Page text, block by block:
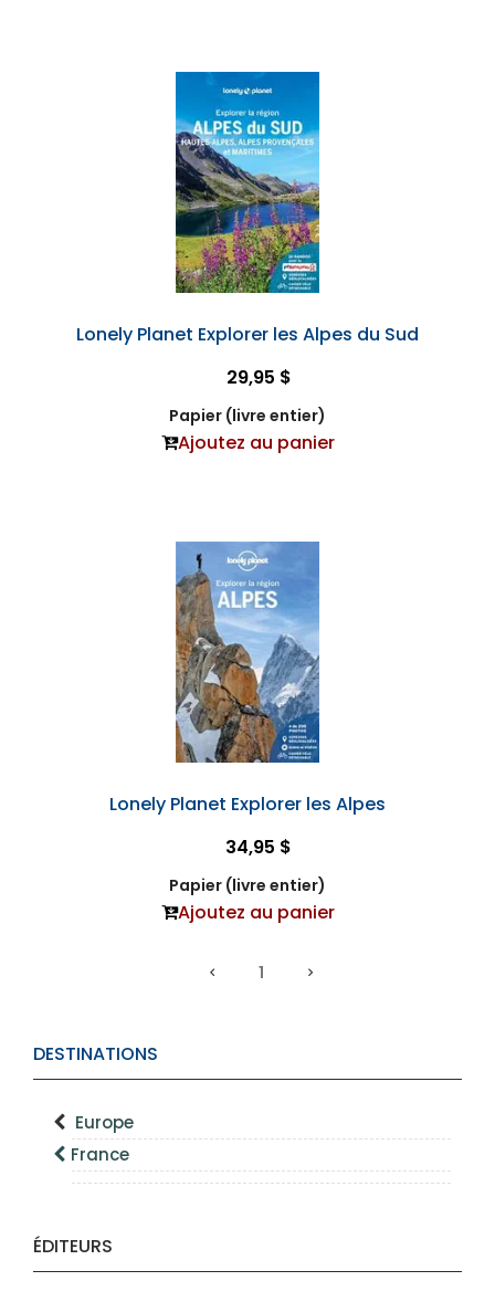
DESTINATIONS
Europe
France
ÉDITEURS
Lonely Planet Explorer les Alpes du Sud
29,95 $
Papier (livre entier)
Ajoutez au panier
Lonely Planet Explorer les Alpes
34,95 $
Papier (livre entier)
Ajoutez au panier
1